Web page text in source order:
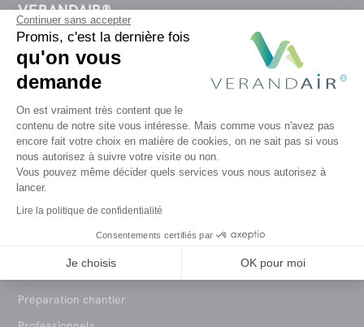
Continuer sans accepter
Promis, c'est la dernière fois
qu'on vous
demande
Plateforme de Gestion du
On est vraiment très content que le
contenu de notre site vous intéresse. Mais comme vous n'avez pas
encore fait votre choix en matière de cookies, on ne sait pas si vous
nous autorisez à suivre votre visite ou non.
Vous pouvez même décider quels services vous nous autorisez à
lancer.
Lire la politique de confidentialité
Consentements certifiés par
Je choisis OK pour moi
Axeptio consent
VERANDAIR®
Concept
Produits
Devenir partenaire
Success Stories
A propos
Nos engagements
FAQ
Préparation chantier